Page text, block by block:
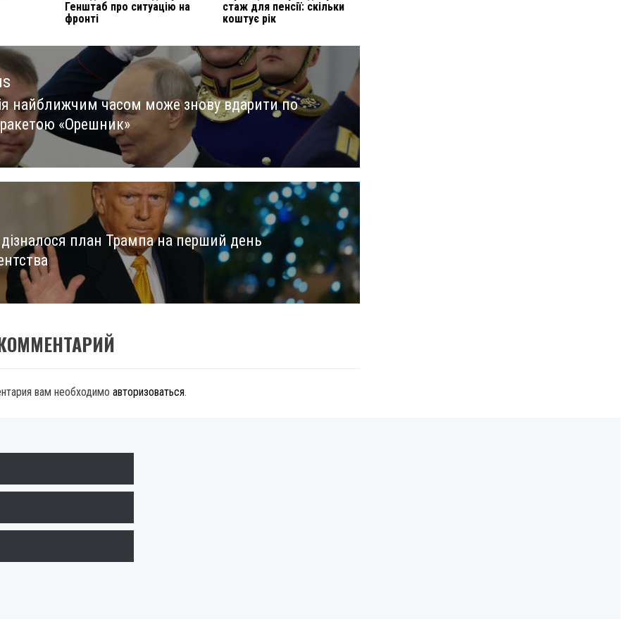
Генштаб про ситуацію на
фронті
стаж для пенсії: скільки
коштує рік
найближчим часом може знову вдарити по
ракетою «Орешник»
дізналося план Трампа на перший день
вам необходимо авторизоваться.